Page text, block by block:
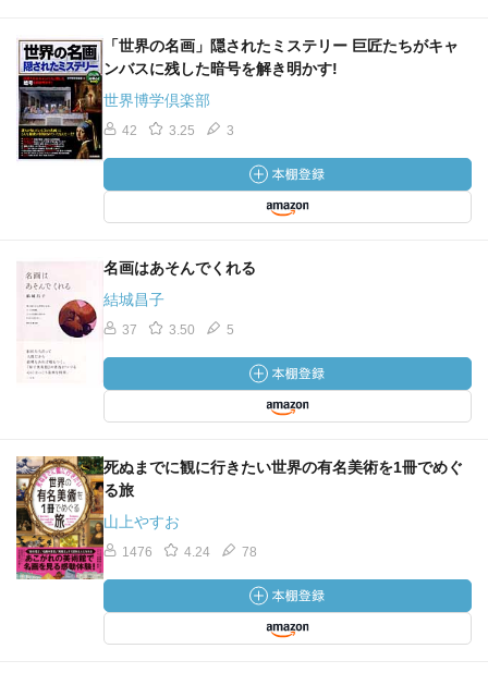
「世界の名画」隠されたミステリー 巨匠たちがキャ
ンバスに残した暗号を解き明かす!
世界博学倶楽部
42 3.25 3
名画はあそんでくれる
結城昌子
37 3.50 5
死ぬまでに観に行きたい世界の有名美術を1冊でめぐ
る旅
山上やすお
1476 4.24 78